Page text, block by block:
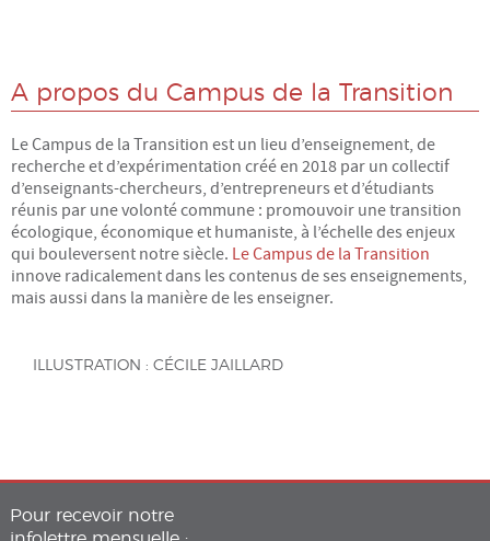
A propos du Campus de la Transition
Le Campus de la Transition est un lieu d’enseignement, de
recherche et d’expérimentation créé en 2018 par un collectif
d’enseignants-chercheurs, d’entrepreneurs et d’étudiants
réunis par une volonté commune : promouvoir une transition
écologique, économique et humaniste, à l’échelle des enjeux
qui bouleversent notre siècle. Le Campus de la Transition
innove radicalement dans les contenus de ses enseignements,
mais aussi dans la manière de les enseigner.
ILLUSTRATION : CÉCILE JAILLARD
Pour recevoir notre